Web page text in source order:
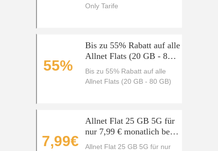
Only Tarife
55%
Bis zu 55% Rabatt auf alle
Allnet Flats (20 GB - 80
GB)
Bis zu 55% Rabatt auf alle
Allnet Flats (20 GB - 80 GB)
7,99€
Allnet Flat 25 GB 5G für
nur 7,99 € monatlich bei
24 Monaten Laufzeit
Allnet Flat 25 GB 5G für nur